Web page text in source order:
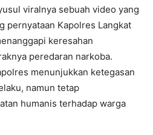
viralnya sebuah video yang
pernyataan Kapolres Langkat
keresahan
peredaran narkoba.
menunjukkan ketegasan
namun tetap
humanis terhadap warga